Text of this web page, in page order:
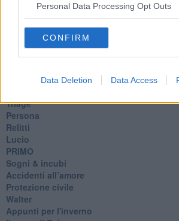
Personal Data Processing Opt Outs
CONFIRM
Data Deletion Data Access
Via Firenze
Album
Tristezza
I libri
La scadenza
Triage
Persona
Relitti
Lucio
PRIMO
Sogni & incubi
Accidenti all’amore
Protezione civile
Walter
Appunti per l'inverno